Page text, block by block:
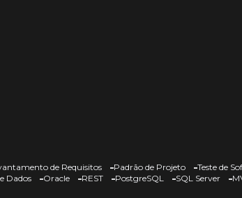
de Requisitos Padrão de Projeto Teste de
Dados Oracle REST PostgreSQL SQL Server